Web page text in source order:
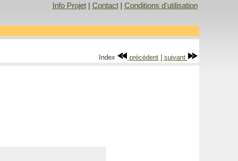
Info Projet| Contact| Conditions d'utilisation
Index précédent| suivant